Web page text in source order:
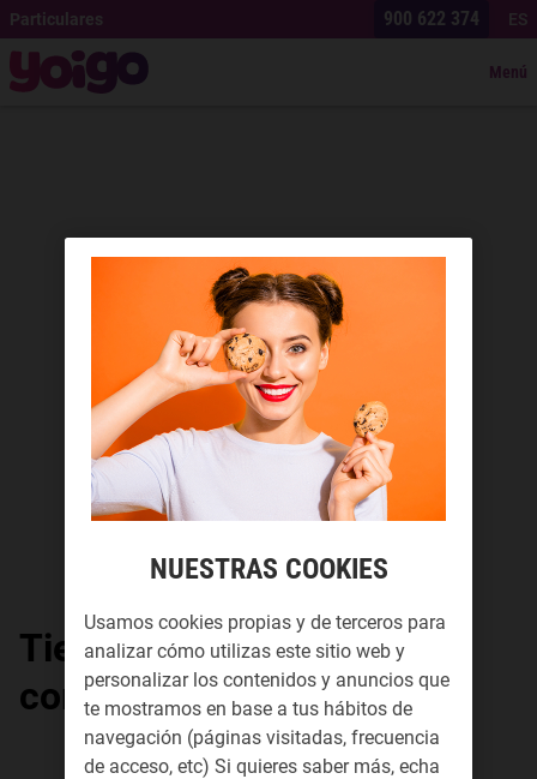
Particulares 900 622 374 ES
Menú
Tiendas Yoigo por
comunidad autónoma
NUESTRAS COOKIES
Usamos cookies propias y de terceros para
analizar cómo utilizas este sitio web y
personalizar los contenidos y anuncios que
te mostramos en base a tus hábitos de
navegación (páginas visitadas, frecuencia
de acceso, etc) Si quieres saber más, echa